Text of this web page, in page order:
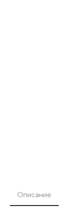
Описание